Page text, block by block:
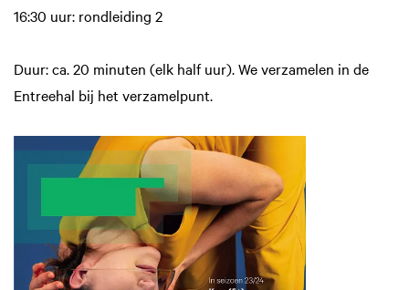
16:30 uur: rondleiding 2
Duur: ca. 20 minuten (elk half uur). We verzamelen in de
Entreehal bij het verzamelpunt.